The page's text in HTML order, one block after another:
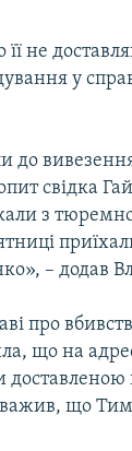
не
у
до
свідка
з
– додав
про
що на
що